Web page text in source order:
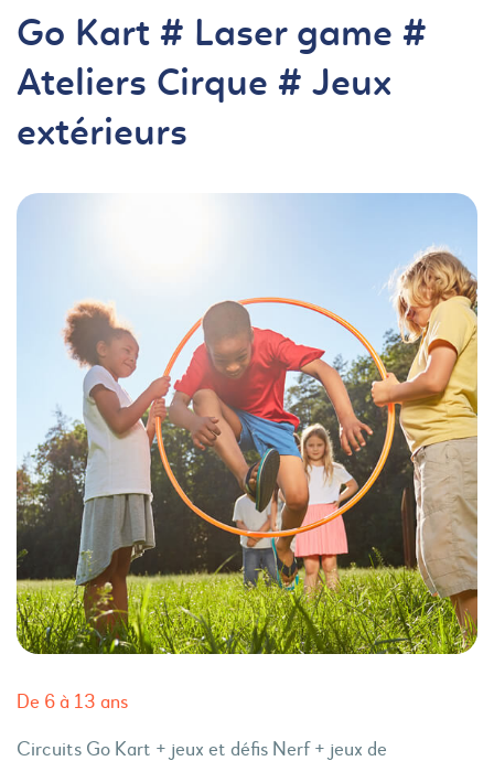
Go Kart # Laser game #
Ateliers Cirque # Jeux
extérieurs
De 6 à 13 ans
Circuits Go Kart + jeux et défis Nerf + jeux de